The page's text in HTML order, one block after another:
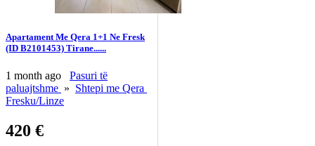
Apartament Me Qera 1+1 Ne Fresk
(ID B2101453) Tirane......
1 month ago
Pasuri të
paluajtshme » Shtepi me Qera
Fresku/Linze
420 €